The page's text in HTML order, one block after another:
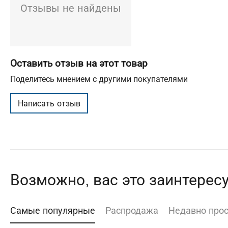
Отзывы не найдены
Оставить отзыв на этот товар
Поделитесь мнением с другими покупателями
Написать отзыв
Возможно, вас это
Самые популярные Распродажа Недавно